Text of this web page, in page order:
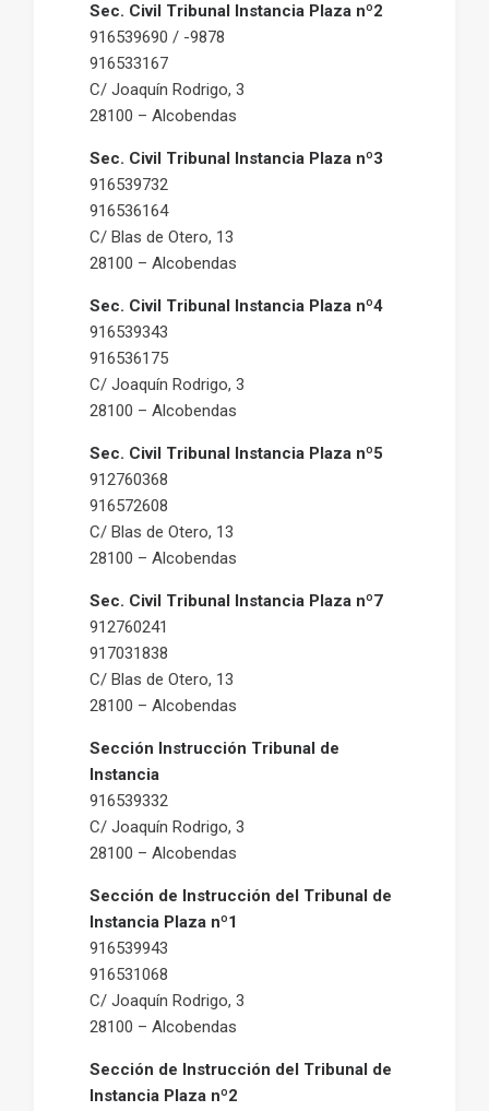
Sec. Civil Tribunal Instancia Plaza nº2
916539690 / -9878
916533167
C/ Joaquín Rodrigo, 3
28100 – Alcobendas
Sec. Civil Tribunal Instancia Plaza nº3
916539732
916536164
C/ Blas de Otero, 13
28100 – Alcobendas
Sec. Civil Tribunal Instancia Plaza nº4
916539343
916536175
C/ Joaquín Rodrigo, 3
28100 – Alcobendas
Sec. Civil Tribunal Instancia Plaza nº5
912760368
916572608
C/ Blas de Otero, 13
28100 – Alcobendas
Sec. Civil Tribunal Instancia Plaza nº7
912760241
917031838
C/ Blas de Otero, 13
28100 – Alcobendas
Sección Instrucción Tribunal de
Instancia
916539332
C/ Joaquín Rodrigo, 3
28100 – Alcobendas
Sección de Instrucción del Tribunal de
Instancia Plaza nº1
916539943
916531068
C/ Joaquín Rodrigo, 3
28100 – Alcobendas
Sección de Instrucción del Tribunal de
Instancia Plaza nº2